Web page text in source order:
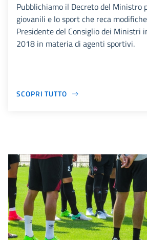
Pubblichiamo il Decreto del Ministro
giovanili e lo sport che reca
Presidente del Consiglio dei Ministri
2018 in materia di agenti sportivi.
SCOPRI TUTTO